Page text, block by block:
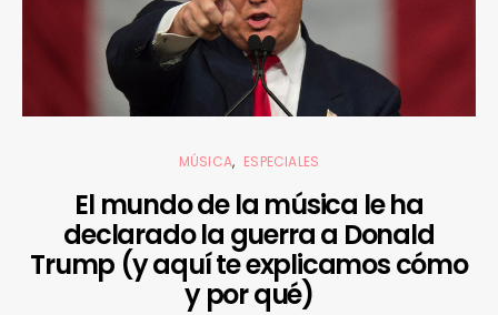
MÚSICA ESPECIALES
El mundo de la música le ha
declarado la guerra a Donald
Trump (y aquí te explicamos cómo
y por qué)